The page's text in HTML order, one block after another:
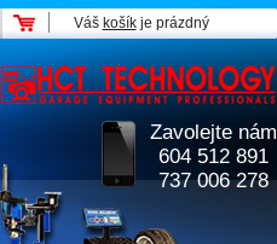
Zavolejte nám
604 512 891
737 006 278
Váš košíkje prázdný